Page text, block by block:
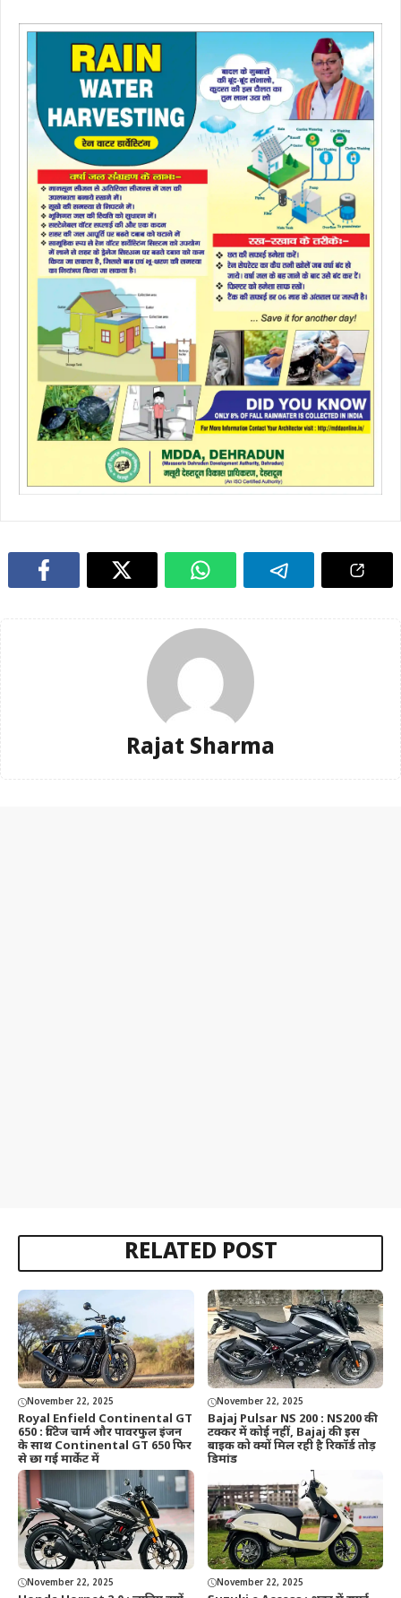
Rajat Sharma
RELATED POST
November 22, 2025
Royal Enfield Continental GT
650 : विंटेज चार्म और पावरफुल इंजन
के साथ Continental GT 650 फिर
से छा गई मार्केट में
November 22, 2025
Bajaj Pulsar NS 200 : NS200 की
टक्कर में कोई नहीं, Bajaj की इस
बाइक को क्यों मिल रही है रिकॉर्ड तोड़
डिमांड
November 22, 2025 November 22, 2025